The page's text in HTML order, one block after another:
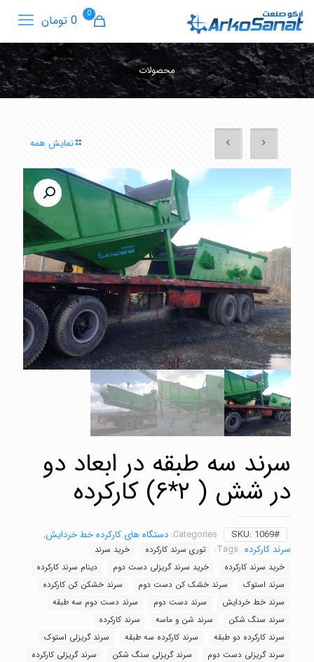
0 0 تومان
محصولات
نمایش همه
سرند سه طبقه در ابعاد دو
در شش ( ۲*۶) کارکرده
SKU: 1069#
Categories: دستگاه های کارکرده خط خردایش,
سرند کارکرده Tags: توری سرند کارکرده
خرید سرند
خرید سرند کارکرده
خرید سرند گریزلی دست دوم
دینام سرند کارکرده
سرند استوک
سرند خشک کن دست دوم
سرند خشکن کن کارکرده
سرند خط خردایش
سرند دست دوم
سرند دست دوم سه طبقه
سرند سنگ شکن
سرند شن و ماسه
سرند کارکرده
سرند کارکرده دو طبقه
سرند کارکرده سه طبقه
سرند گریزلی استوک
سرند گریزلی دست دوم
سرند گریزلی سنگ شکن
سرند گریزلی کارکرده